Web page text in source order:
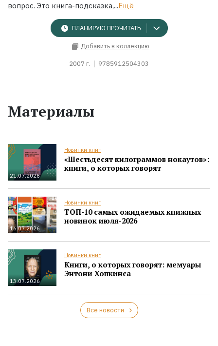
вопрос. Это книга-подсказка,...Ещё
ПЛАНИРУЮ ПРОЧИТАТЬ
Добавить в коллекцию
2007 г. 9785912504303
Материалы
21.07.2026
Новинки книг
«Шестьдесят килограммов нокаутов»:
книги, о которых говорят
16.07.2026
Новинки книг
ТОП-10 самых ожидаемых книжных
новинок июля-2026
13.07.2026
Новинки книг
Книги, о которых говорят: мемуары
Энтони Хопкинса
Все новости